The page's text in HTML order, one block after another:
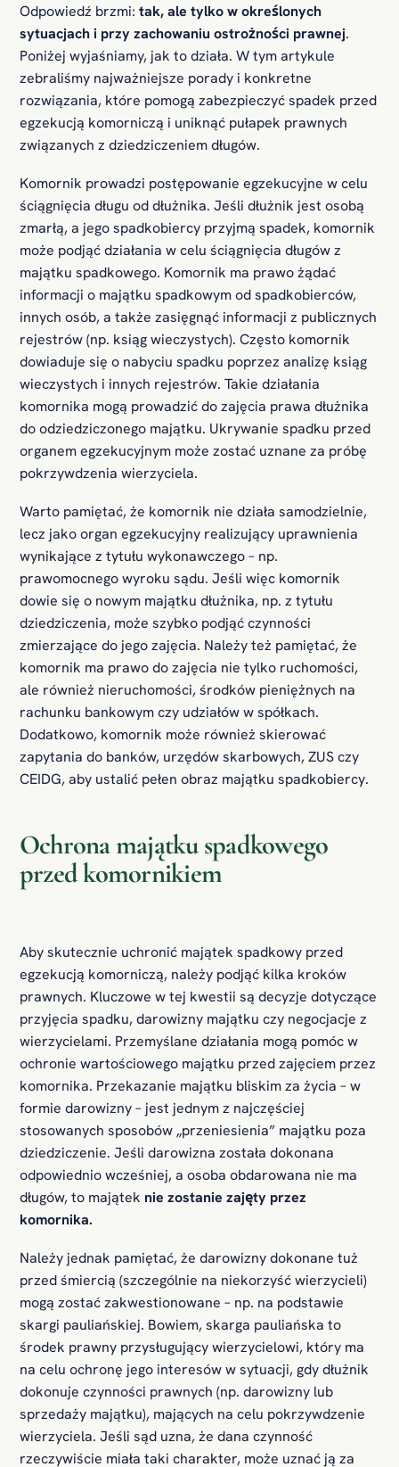
Odpowiedź brzmi: tak, ale tylko w określonych
sytuacjach i przy zachowaniu ostrożności prawnej.
Poniżej wyjaśniamy, jak to działa. W tym artykule
zebraliśmy najważniejsze porady i konkretne
rozwiązania, które pomogą zabezpieczyć spadek przed
egzekucją komorniczą i uniknąć pułapek prawnych
związanych z dziedziczeniem długów.
Komornik prowadzi postępowanie egzekucyjne w celu
ściągnięcia długu od dłużnika. Jeśli dłużnik jest osobą
zmarłą, a jego spadkobiercy przyjmą spadek, komornik
może podjąć działania w celu ściągnięcia długów z
majątku spadkowego. Komornik ma prawo żądać
informacji o majątku spadkowym od spadkobierców,
innych osób, a także zasięgnąć informacji z publicznych
rejestrów (np. ksiąg wieczystych). Często komornik
dowiaduje się o nabyciu spadku poprzez analizę ksiąg
wieczystych i innych rejestrów. Takie działania
komornika mogą prowadzić do zajęcia prawa dłużnika
do odziedziczonego majątku. Ukrywanie spadku przed
organem egzekucyjnym może zostać uznane za próbę
pokrzywdzenia wierzyciela.​
Warto pamiętać, że komornik nie działa samodzielnie,
lecz jako organ egzekucyjny realizujący uprawnienia
wynikające z tytułu wykonawczego – np.
prawomocnego wyroku sądu. Jeśli więc komornik
dowie się o nowym majątku dłużnika, np. z tytułu
dziedziczenia, może szybko podjąć czynności
zmierzające do jego zajęcia. Należy też pamiętać, że
komornik ma prawo do zajęcia nie tylko ruchomości,
ale również nieruchomości, środków pieniężnych na
rachunku bankowym czy udziałów w spółkach.
Dodatkowo, komornik może również skierować
zapytania do banków, urzędów skarbowych, ZUS czy
CEIDG, aby ustalić pełen obraz majątku spadkobiercy.
Ochrona majątku spadkowego
przed komornikiem
Aby skutecznie uchronić majątek spadkowy przed
egzekucją komorniczą, należy podjąć kilka kroków
prawnych. Kluczowe w tej kwestii są decyzje dotyczące
przyjęcia spadku, darowizny majątku czy negocjacje z
wierzycielami. Przemyślane działania mogą pomóc w
ochronie wartościowego majątku przed zajęciem przez
komornika. Przekazanie majątku bliskim za życia – w
formie darowizny – jest jednym z najczęściej
stosowanych sposobów „przeniesienia” majątku poza
dziedziczenie. Jeśli darowizna została dokonana
odpowiednio wcześniej, a osoba obdarowana nie ma
długów, to majątek nie zostanie zajęty przez
komornika.
Należy jednak pamiętać, że darowizny dokonane tuż
przed śmiercią (szczególnie na niekorzyść wierzycieli)
mogą zostać zakwestionowane – np. na podstawie
skargi pauliańskiej. Bowiem, skarga pauliańska to
środek prawny przysługujący wierzycielowi, który ma
na celu ochronę jego interesów w sytuacji, gdy dłużnik
dokonuje czynności prawnych (np. darowizny lub
sprzedaży majątku), mających na celu pokrzywdzenie
wierzyciela. Jeśli sąd uzna, że dana czynność
rzeczywiście miała taki charakter, może uznać ją za